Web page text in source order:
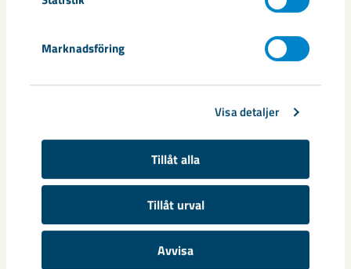
Marknadsföring
Visa detaljer
Tillåt alla
Tillåt urval
Avvisa
Kirunaborna fick under helgen uppleva handboll på hög nivå
Spanien möttes i Scandiberico ...